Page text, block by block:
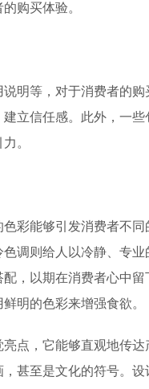
的购买体验。
明等，对于消费者的购
建立信任感。此外，一
。
彩能够引发消费者不
调则给人以冷静、专
，以期在消费者心中留
明的色彩来增强食欲。
点，它能够直观地传
甚至是文化的符号。